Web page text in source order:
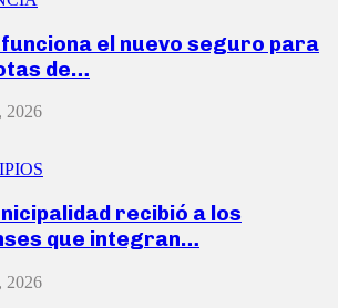
funciona el nuevo seguro para
de…
2026
recibió a los
que integran…
2026